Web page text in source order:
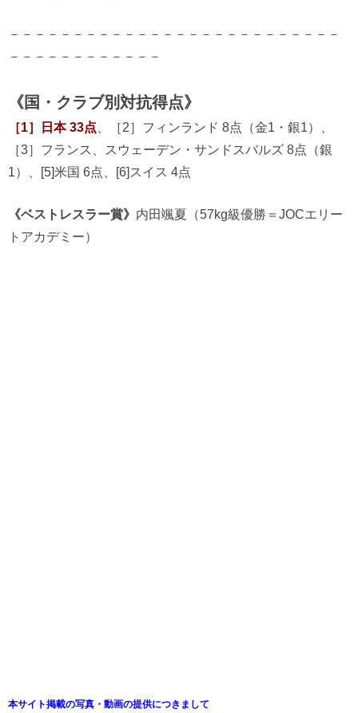
－－－－－－－－－－－－－－－－－－－－－－－－－－
－－－－－－－－－－－－
《国・クラブ別対抗得点》
［1］日本 33点 、［2］フィンランド 8点（金1・銀1）、
［3］フランス、スウェーデン・サンドスバルズ 8点（銀
1）、[5]米国 6点、[6]スイス 4点
《ベストレスラー賞》 内田颯夏（57kg級優勝＝JOCエリー
トアカデミー）
本サイト掲載の写真・動画の提供につきまして